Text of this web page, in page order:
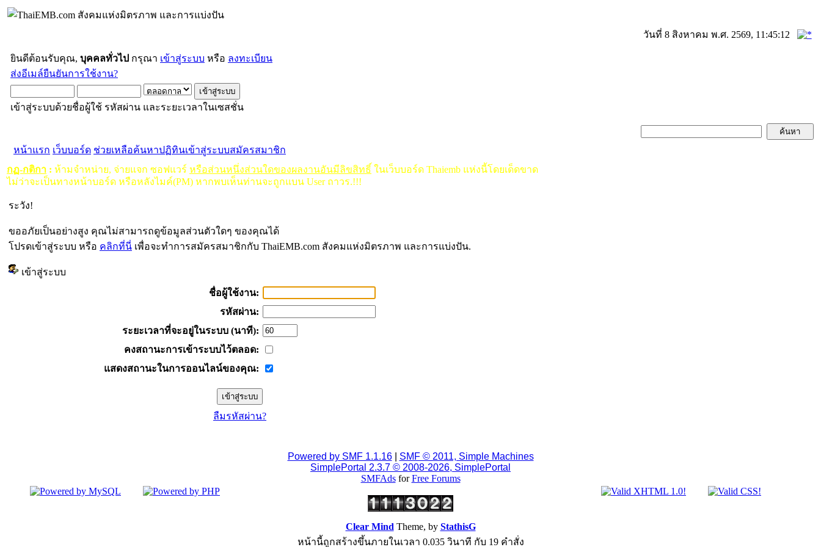
วันที่ 8 สิงหาคม พ.ศ. 2569, 11:45:12
ยินดีต้อนรับคุณ, บุคคลทั่วไป กรุณา เข้าสู่ระบบ หรือ ลงทะเบียน
ส่งอีเมล์ยืนยันการใช้งาน?
เข้าสู่ระบบด้วยชื่อผู้ใช้ รหัสผ่าน และระยะเวลาในเซสชั่น
หน้าแรก เว็บบอร์ด ช่วยเหลือค้นหาปฏิทินเข้าสู่ระบบสมัครสมาชิก
กฏ-กติกา : ห้ามจำหน่าย, จ่ายแจก ซอฟแวร์ หรือส่วนหนึ่งส่วนใดของผลงานอันมีลิขสิทธิ์ ในเว็บบอร์ด Thaiemb แห่งนี้โดยเด็ดขาด
ไม่ว่าจะเป็นทางหน้าบอร์ด หรือหลังไมค์(PM) หากพบเห็นท่านจะถูกแบน User ถาวร.!!!
ระวัง!
ขออภัยเป็นอย่างสูง คุณไม่สามารถดูข้อมูลส่วนตัวใดๆ ของคุณได้
โปรดเข้าสู่ระบบ หรือ คลิกที่นี่ เพื่อจะทำการสมัครสมาชิกกับ ThaiEMB.com สังคมแห่งมิตรภาพ และการแบ่งปัน.
เข้าสู่ระบบ
ชื่อผู้ใช้งาน:
รหัสผ่าน:
ระยะเวลาที่จะอยู่ในระบบ (นาที):
คงสถานะการเข้าระบบไว้ตลอด:
แสดงสถานะในการออนไลน์ของคุณ:
ลืมรหัสผ่าน?
Powered by SMF 1.1.16| SMF © 2011, Simple Machines
SimplePortal 2.3.7 © 2008-2026, SimplePortal
SMFAdsforFree Forums
Clear Mind Theme, by StathisG
หน้านี้ถูกสร้างขึ้นภายในเวลา 0.035 วินาที กับ 19 คำสั่ง